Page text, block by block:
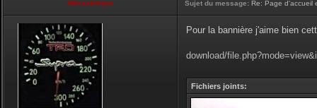
NikoLifeStyle Sujet du message: Re: Page d'accueil
Pour la bannière j'aime bien
download/
Fichiers joints: